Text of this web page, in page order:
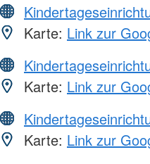
Karte: Link zur
Karte: Link zur
Karte: Link zur